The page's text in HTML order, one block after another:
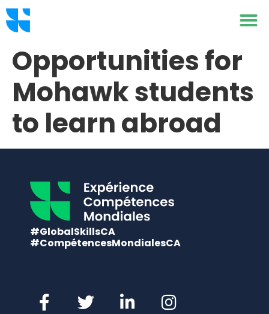
Opportunities for
Mohawk students
to learn abroad
#GlobalSkillsCA
#CompétencesMondialesCA